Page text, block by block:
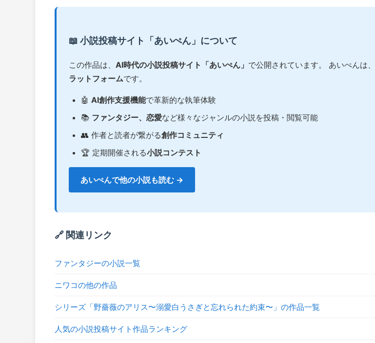
📖 小説投稿サイト「あいぺん」について
この作品は、 AI時代の小説投稿サイト「あいぺん」 で公開されています。 あいぺんは、
ラットフォームです。
🤖 AI創作支援機能で革新的な執筆体験
📚 ファンタジー、恋愛など様々なジャンルの小説を投稿・閲覧可能
👥 作者と読者が繋がる創作コミュニティ
🏆 定期開催される小説コンテスト
あいぺんで他の小説も読む →
🔗 関連リンク
ファンタジーの小説一覧
ニワコの他の作品
シリーズ「野薔薇のアリス〜溺愛白うさぎと忘れられた約束〜」の作品一覧
人気の小説投稿サイト作品ランキング